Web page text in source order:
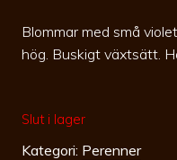
Blommar med små
hög. Buskigt växtsätt.
Slut i lager
Kategori: Perenner